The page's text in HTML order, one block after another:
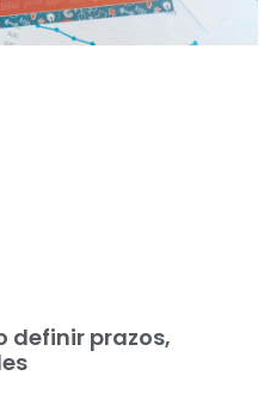
definir prazos,